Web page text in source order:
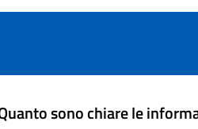
sono chiare le